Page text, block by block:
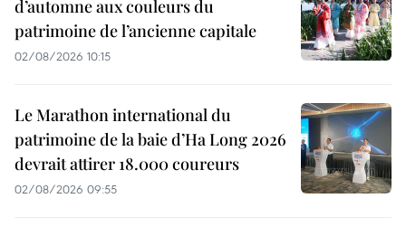
d’automne aux couleurs du
patrimoine de l’ancienne capitale
02/08/2026 10:15
Le Marathon international du
patrimoine de la baie d’Ha Long 2026
devrait attirer 18.000 coureurs
02/08/2026 09:55